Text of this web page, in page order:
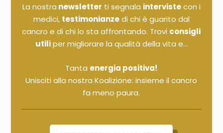
La nostra newsletter ti segnala intervistecon i
medici, testimonianzedi chi è guarito dal
cancro e di chi lo sta affrontando. Trovi consigli
utiliper migliorare la qualità della vita e...
Tanta energia positiva!
Unisciti alla nostra Koalizione: insieme il cancro
fa meno paura.